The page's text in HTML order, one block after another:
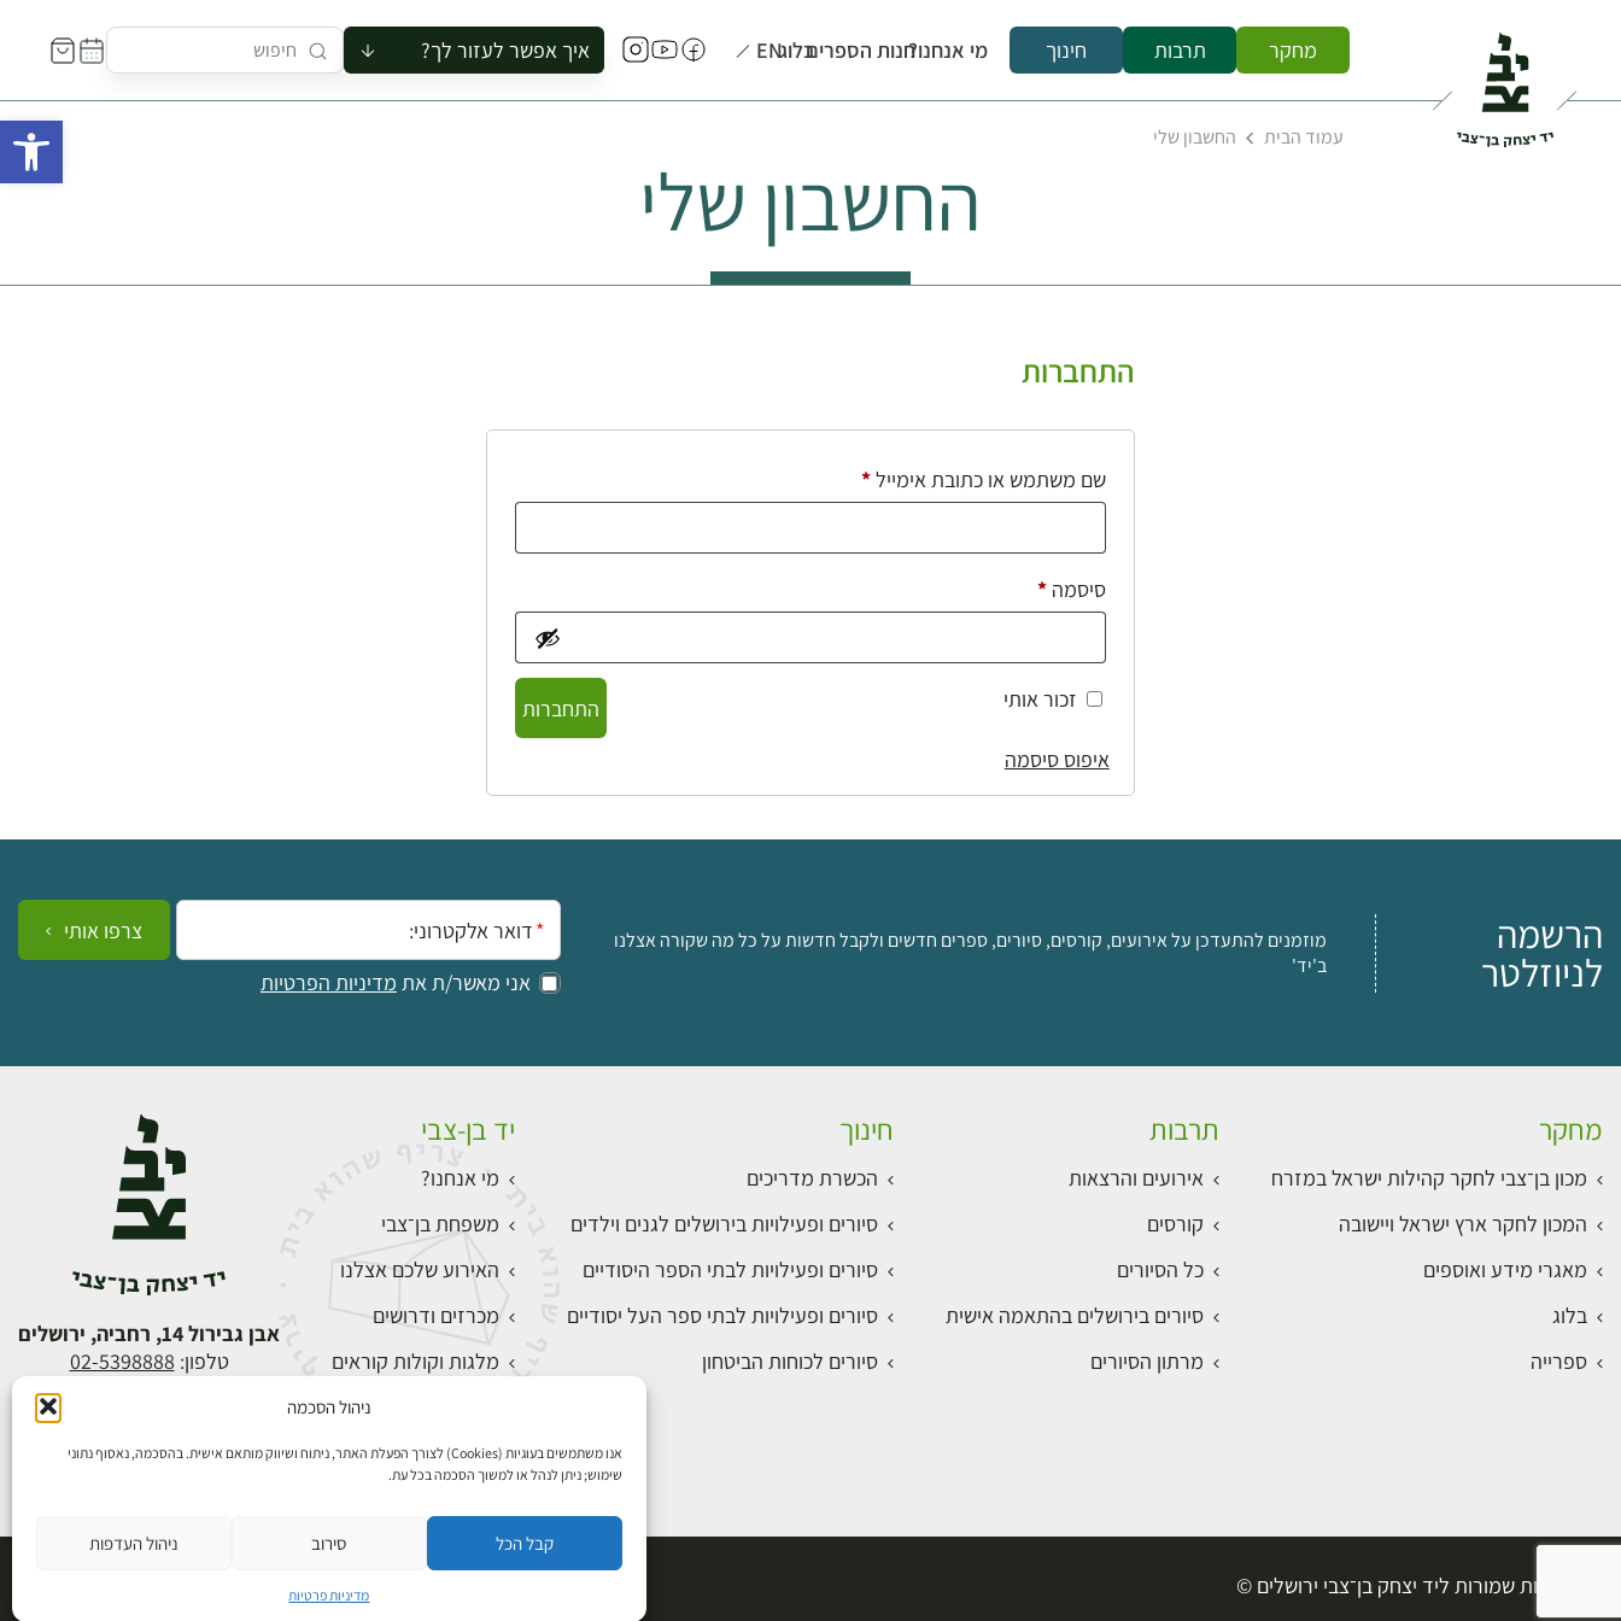
ניהול הסכמה
אנו משתמשים בעוגיות (Cookies) לצורך הפעלת האתר, ניתוח ושיווק מותאם אישית. בהסכמה, נאסוף נתוני
שימוש; ניתן לנהל או למשוך הסכמה בכל עת.
קבל הכל סירוב ניהול העדפות
מדיניות פרטיות
מחקר תרבות חינוך מי אנחנו?חנות הספריםבלוגEN איך אפשר לעזור לך?
להזמין סיור לקבוצה
לתאם ביקור בצריף
עמוד הבית החשבון שלי
החשבון שלי
התחברות
שם משתמש או כתובת אימייל*חובה
סיסמה*חובה
זכור אותי
התחברות
איפוס סיסמה
הרשמה
לניוזלטר
מוזמנים להתעדכן על אירועים, קורסים, סיורים, ספרים חדשים ולקבל חדשות על כל מה שקורה אצלנו
ב'יד'
אימייל:
אני מאשר/ת את מדיניות הפרטיות
צרפו אותי
מחקר
מכון בן־צבי לחקר קהילות ישראל במזרח
המכון לחקר ארץ ישראל ויישובה
מאגרי מידע ואוספים
בלוג
ספרייה
תרבות
אירועים והרצאות
קורסים
כל הסיורים
סיורים בירושלים בהתאמה אישית
מרתון הסיורים
חינוך
הכשרת מדריכים
סיורים ופעילויות בירושלים לגנים וילדים
סיורים ופעילויות לבתי הספר היסודיים
סיורים ופעילויות לבתי ספר העל יסודיים
סיורים לכוחות הביטחון
יד בן-צבי
מי אנחנו?
משפחת בן־צבי
האירוע שלכם אצלנו
מכרזים ודרושים
מלגות וקולות קוראים
התחברות
אבן גבירול 14, רחביה, ירושלים
טלפון: 02-5398888
כל הזכויות שמורות ליד יצחק בן־צבי ירושלים ©